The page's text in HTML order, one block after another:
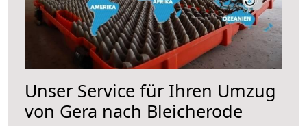
Unser Service für Ihren Umzug
von Gera nach Bleicherode